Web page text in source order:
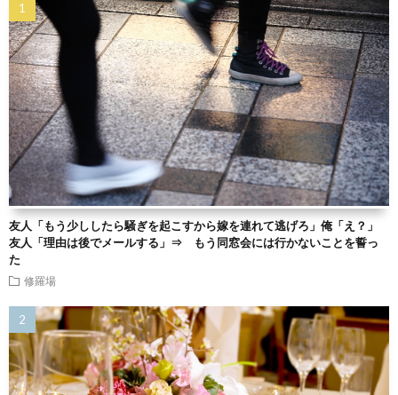
友人「もう少ししたら騒ぎを起こすから嫁を連れて逃げろ」俺「え？」
友人「理由は後でメールする」⇒ もう同窓会には行かないことを誓っ
た
修羅場